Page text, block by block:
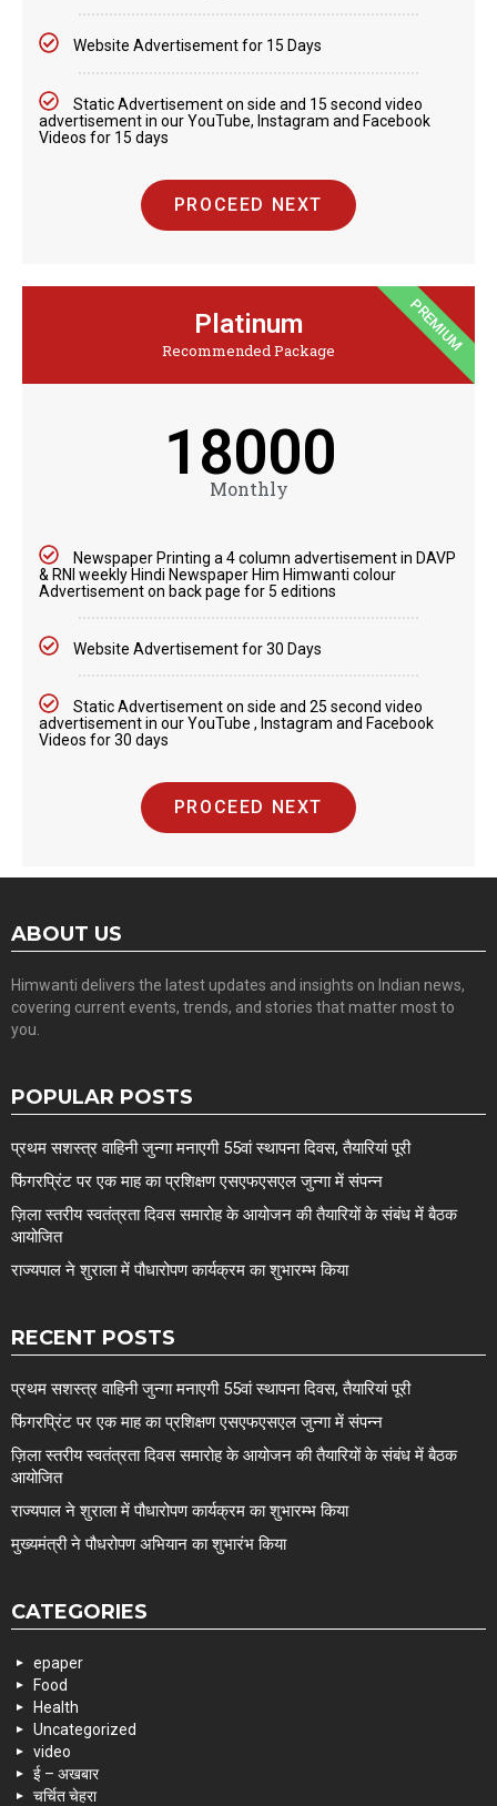
Website Advertisement for 15 Days
Static Advertisement on side and 15 second video
advertisement in our YouTube, Instagram and Facebook
Videos for 15 days
PROCEED NEXT
Platinum
Recommended Package
18000
Monthly
Newspaper Printing a 4 column advertisement in DAVP
& RNI weekly Hindi Newspaper Him Himwanti colour
Advertisement on back page for 5 editions
Website Advertisement for 30 Days
Static Advertisement on side and 25 second video
advertisement in our YouTube , Instagram and Facebook
Videos for 30 days
PROCEED NEXT
PREMIUM
ABOUT US
Himwanti delivers the latest updates and insights on Indian news,
covering current events, trends, and stories that matter most to
you.
POPULAR POSTS
प्रथम सशस्त्र वाहिनी जुन्गा मनाएगी 55वां स्थापना दिवस, तैयारियां पूरी
फिंगरप्रिंट पर एक माह का प्रशिक्षण एसएफएसएल जुन्गा में संपन्न
ज़िला स्तरीय स्वतंत्रता दिवस समारोह के आयोजन की तैयारियों के संबंध में बैठक
आयोजित
राज्यपाल ने शुराला में पौधारोपण कार्यक्रम का शुभारम्भ किया
RECENT POSTS
प्रथम सशस्त्र वाहिनी जुन्गा मनाएगी 55वां स्थापना दिवस, तैयारियां पूरी
फिंगरप्रिंट पर एक माह का प्रशिक्षण एसएफएसएल जुन्गा में संपन्न
ज़िला स्तरीय स्वतंत्रता दिवस समारोह के आयोजन की तैयारियों के संबंध में बैठक
आयोजित
राज्यपाल ने शुराला में पौधारोपण कार्यक्रम का शुभारम्भ किया
मुख्यमंत्री ने पौधरोपण अभियान का शुभारंभ किया
CATEGORIES
epaper
Food
Health
Uncategorized
video
ई – अखबार
चर्चित चेहरा